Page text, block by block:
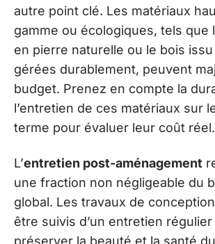
autre point clé. Les matériaux
gamme ou écologiques, tels que
en pierre naturelle ou le bois
gérées durablement, peuvent
budget. Prenez en compte la
l’entretien de ces matériaux sur
terme pour évaluer leur coût réel.
L’entretien post-aménagement
une fraction non négligeable du
global. Les travaux de
être suivis d’un entretien
préserver la beauté et la santé